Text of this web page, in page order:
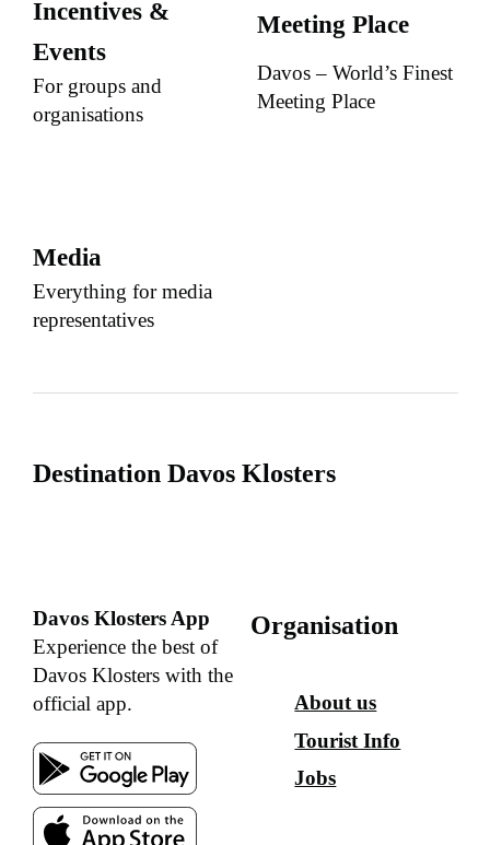
Incentives &
Events
For groups and
organisations
Meeting Place
Davos – World’s Finest
Meeting Place
Media
Everything for media
representatives
Destination Davos Klosters
Davos Klosters App
Experience the best of
Davos Klosters with the
official app.
Organisation
About us
Tourist Info
Jobs